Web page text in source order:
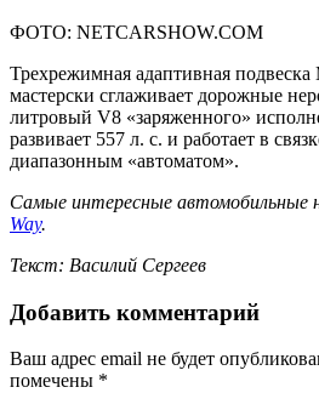
ФОТО: NETCARSHOW.COM
Трехрежимная адаптивная
мастерски сглаживает дорожные
литровый V8 «заряженного»
развивает 557 л. с. и работает в
диапазонным «автоматом».
Самые интересные автомобильные
Way.
Текст: Василий Сергеев
Добавить комментарий
Ваш адрес email не будет
помечены *